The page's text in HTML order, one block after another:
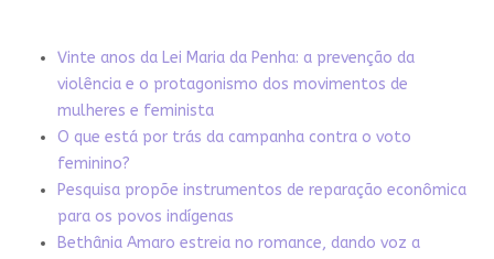
Vinte anos da Lei Maria da Penha: a prevenção da
violência e o protagonismo dos movimentos de
mulheres e feminista
O que está por trás da campanha contra o voto
feminino?
Pesquisa propõe instrumentos de reparação econômica
para os povos indígenas
Bethânia Amaro estreia no romance, dando voz a